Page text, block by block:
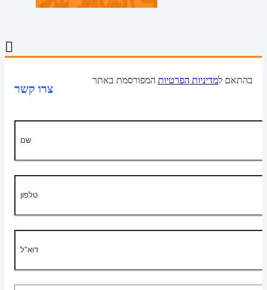
צרו קשר
בהתאם למדיניות הפרטיות המפורסמת באתר